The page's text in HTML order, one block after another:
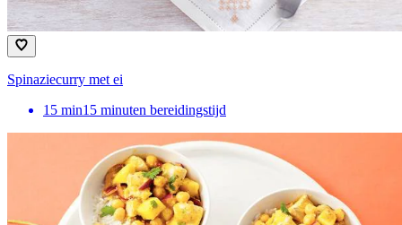
Spinaziecurry met ei
15 min15 minuten bereidingstijd